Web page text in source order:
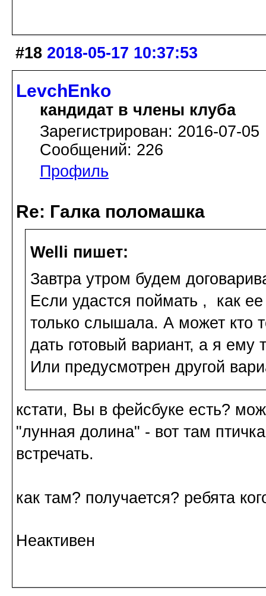
#18 2018-05-17 10:37:53
LevchEnko
кандидат в члены клуба
Зарегистрирован: 2016-07-05
Сообщений: 226
Профиль
Re: Галка поломашка
Welli пишет:
Завтра утром будем
Если удастся поймать , как
только слышала. А может кто
дать готовый вариант, а я ему
Или предусмотрен другой
кстати, Вы в фейсбуке есть?
"лунная долина" - вот там
встречать.
как там? получается? ребята
Неактивен